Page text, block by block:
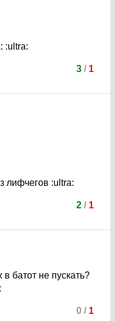
:ultra:
3/ 1
лифчегов :ultra:
2/ 1
в батот не пускать?
0 / 1